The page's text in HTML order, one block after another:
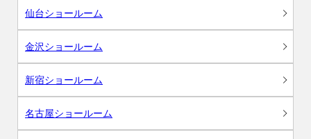
仙台ショールーム
金沢ショールーム
新宿ショールーム
名古屋ショールーム